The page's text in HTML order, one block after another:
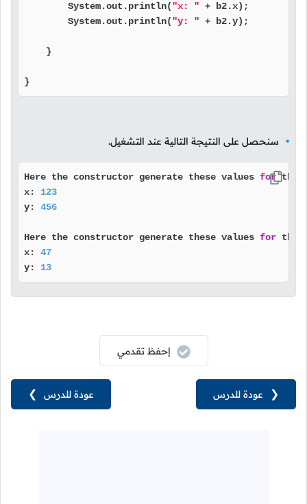
        System.out.println(
"x: " + b2.x);
        System.out.println(
"y: " + b2.y);
    }
}
سنحصل على النتيجة التالية عند التشغيل.
Here the constructor generate these values for the
x: 123
y: 456
Here the constructor generate these values for the
x: 47
y: 13
عودة للدرس ❯
إحفظ تقدمي
❮ عودة للدرس